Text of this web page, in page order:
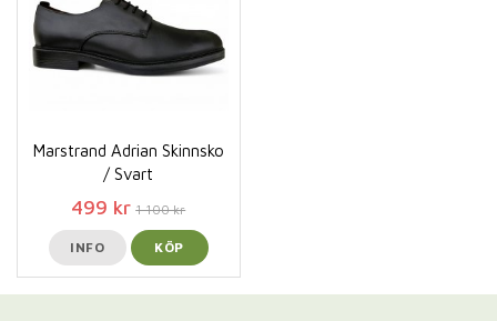
Marstrand Adrian Skinnsko
/ Svart
499 kr 1 100 kr
INFO KÖP